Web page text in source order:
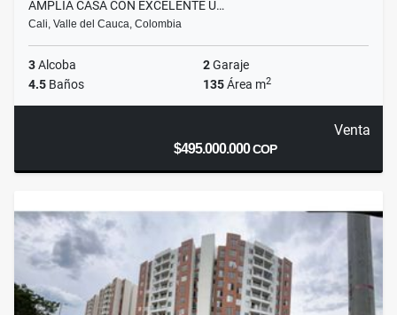
AMPLIA CASA CON EXCELENTE U…
Cali, Valle del Cauca, Colombia
3Alcoba 2Garaje
4.5 Baños 135Área m2
Venta
$495.000.000COP